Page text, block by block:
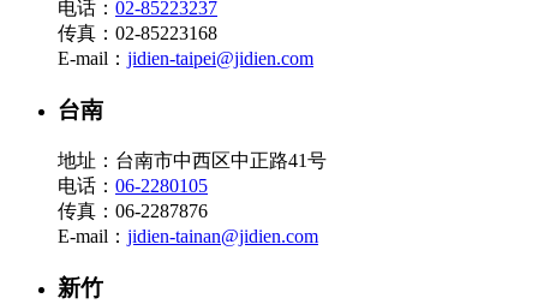
电话： 02-85223237
传真：02-85223168
E-mail： jidien-taipei@jidien.com
台南
地址：台南市中西区中正路41号
电话： 06-2280105
传真：06-2287876
E-mail： jidien-tainan@jidien.com
新竹